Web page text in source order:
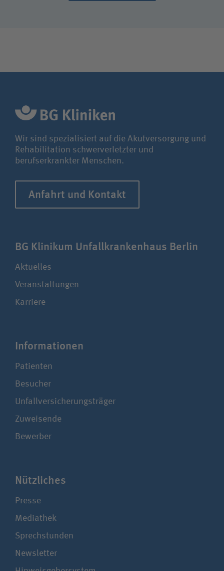
Nadine Lobnow
Wir sind spezialisiert auf die Akutversorgung und
Rehabilitation schwerverletzter und
berufserkrankter Menschen.
Anfahrt und Kontakt
BG Klinikum Unfall­kranken­haus Berlin
Aktuelles
Veranstaltungen
Karriere
Infor­ma­ti­onen
Patienten
Besucher
Unfallversicherungsträger
Zuweisende
Bewerber
Nützliches
Presse
Mediathek
Sprechstunden
Newsletter